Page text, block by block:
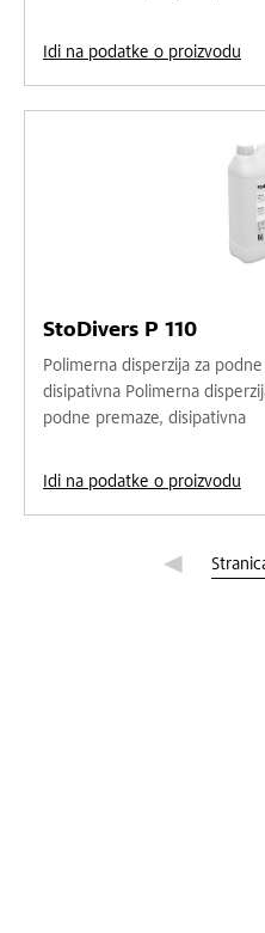
Idi na podatke o proizvodu
StoDivers P 110
Polimerna disperzija za
disipativna Polimerna
podne premaze, disipativna
Idi na podatke o proizvodu